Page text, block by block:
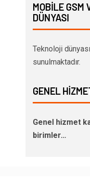
MOBILE GSM
DÜNYASI
Teknoloji
sunulmaktadır.
GENEL
Genel hizmet
birimler…